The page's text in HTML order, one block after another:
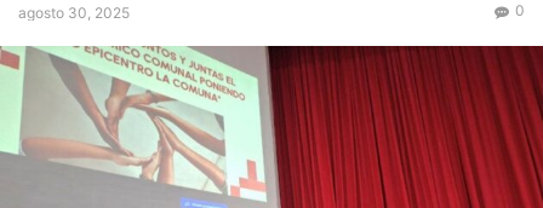
agosto 30, 2025 0